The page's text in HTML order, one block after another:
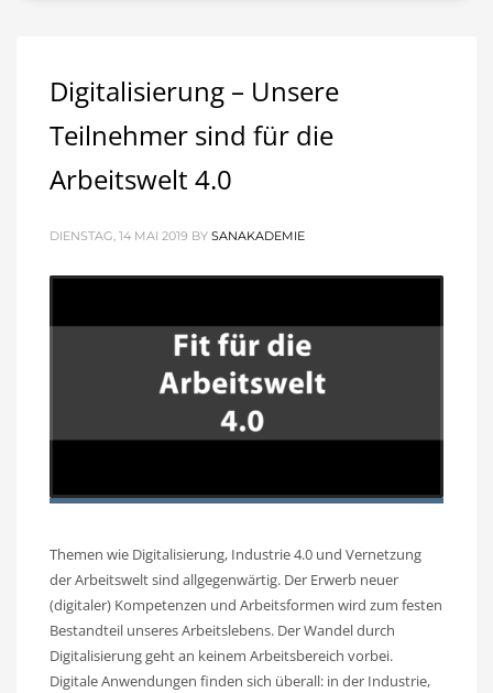
Digitalisierung – Unsere
Teilnehmer sind für die
Arbeitswelt 4.0
DIENSTAG, 14 MAI 2019 BY SANAKADEMIE
Themen wie Digitalisierung, Industrie 4.0 und Vernetzung
der Arbeitswelt sind allgegenwärtig. Der Erwerb neuer
(digitaler) Kompetenzen und Arbeitsformen wird zum festen
Bestandteil unseres Arbeitslebens. Der Wandel durch
Digitalisierung geht an keinem Arbeitsbereich vorbei.
Digitale Anwendungen finden sich überall: in der Industrie,